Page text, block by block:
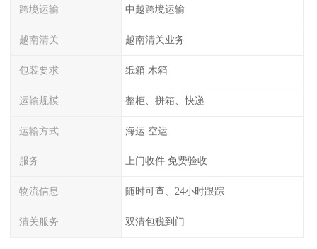
跨境运输 中越跨境运输
越南清关 越南清关业务
包装要求 纸箱 木箱
运输规模 整柜、拼箱、快递
运输方式 海运 空运
服务 上门收件 免费验收
物流信息 随时可查、24小时跟踪
清关服务 双清包税到门